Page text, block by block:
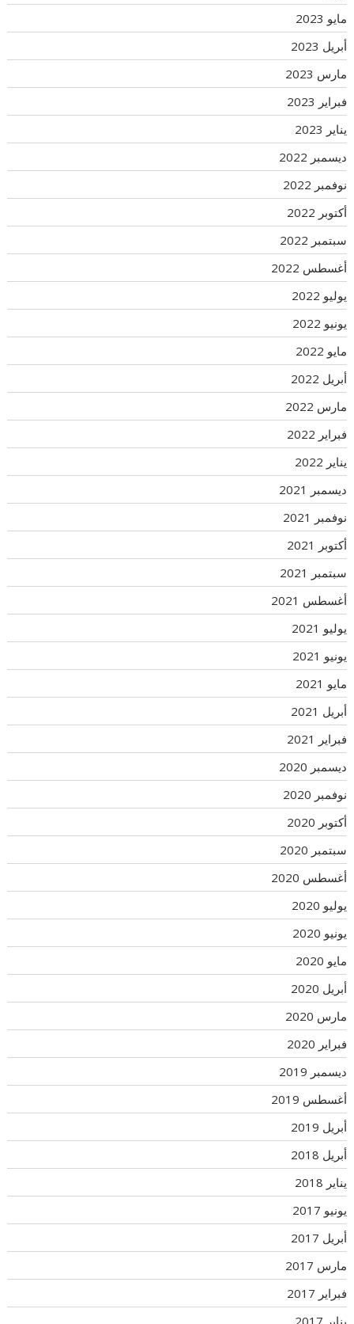
مايو 2023
أبريل 2023
مارس 2023
فبراير 2023
يناير 2023
ديسمبر 2022
نوفمبر 2022
أكتوبر 2022
سبتمبر 2022
أغسطس 2022
يوليو 2022
يونيو 2022
مايو 2022
أبريل 2022
مارس 2022
فبراير 2022
يناير 2022
ديسمبر 2021
نوفمبر 2021
أكتوبر 2021
سبتمبر 2021
أغسطس 2021
يوليو 2021
يونيو 2021
مايو 2021
أبريل 2021
فبراير 2021
ديسمبر 2020
نوفمبر 2020
أكتوبر 2020
سبتمبر 2020
أغسطس 2020
يوليو 2020
يونيو 2020
مايو 2020
أبريل 2020
مارس 2020
فبراير 2020
ديسمبر 2019
أغسطس 2019
أبريل 2019
أبريل 2018
يناير 2018
يونيو 2017
أبريل 2017
مارس 2017
فبراير 2017